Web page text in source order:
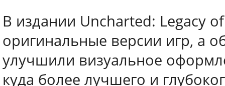
В издании Uncharted: Legacy
оригинальные версии игр, а
улучшили визуальное
куда более лучшего и